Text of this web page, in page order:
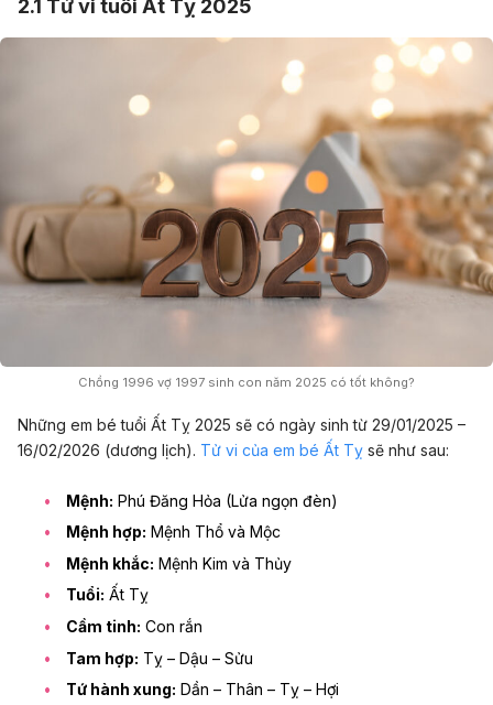
2.1 Tử vi tuổi Ất Tỵ 2025
Chồng 1996 vợ 1997 sinh con năm 2025 có tốt không?
Những em bé tuổi Ất Tỵ 2025 sẽ có ngày sinh từ 29/01/2025 –
16/02/2026 (dương lịch). Tử vi của em bé Ất Tỵ sẽ như sau:
Mệnh: Phú Đăng Hỏa (Lửa ngọn đèn)
Mệnh hợp: Mệnh Thổ và Mộc
Mệnh khắc: Mệnh Kim và Thủy
Tuổi: Ất Tỵ
Cầm tinh: Con rắn
Tam hợp: Tỵ – Dậu – Sửu
Tứ hành xung: Dần – Thân – Tỵ – Hợi